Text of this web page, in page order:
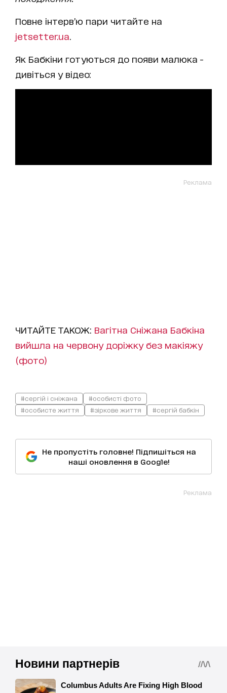
Повне інтерв’ю пари читайте на
jetsetter.ua
Як Бабкіни готуються до появи малюка -
дивіться у відео:
Реклама
ЧИТАЙТЕ ТАКОЖ: Вагітна Сніжана Бабкіна
вийшла на червону доріжку без макіяжу
(фото)
#сергій і сніжана
#особисті фото
#особисте життя
#зіркове життя #сергій бабкін
Не пропустіть головне! Підпишіться на
наші оновлення в Google!
Реклама